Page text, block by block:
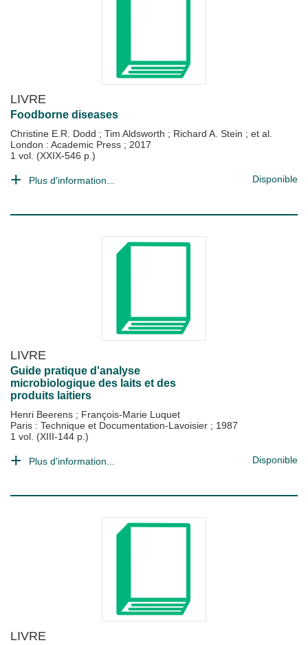
LIVRE
Foodborne diseases
Christine E.R. Dodd ; Tim Aldsworth ; Richard A. Stein ; et al.
London : Academic Press ; 2017
1 vol. (XXIX-546 p.)
Plus d'information... Disponible
LIVRE
Guide pratique d'analyse
microbiologique des laits et des
produits laitiers
Henri Beerens ; François-Marie Luquet
Paris : Technique et Documentation-Lavoisier ; 1987
1 vol. (XIII-144 p.)
Plus d'information... Disponible
LIVRE